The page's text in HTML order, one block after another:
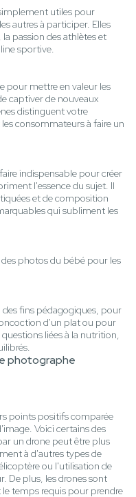
utiles pour
autres à participer. Elles
passion des athlètes et
sportive.
pour mettre en valeur les
captiver de nouveaux
distinguent votre
consommateurs à faire un
indispensable pour créer
l'essence du sujet. Il
et de composition
qui subliment les
photos du bébé pour les
des fins pédagogiques, pour
d'un plat ou pour
liées à la nutrition,
photographe
points positifs comparée
Voici certains des
un drone peut être plus
à d'autres types de
ou l'utilisation de
De plus, les drones sont
temps requis pour prendre